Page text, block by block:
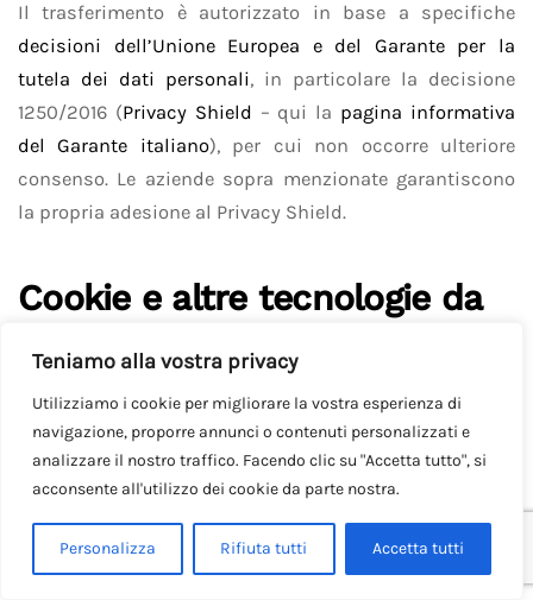
Teniamo alla vostra privacy
Utilizziamo i cookie per migliorare la vostra esperienza di
navigazione, proporre annunci o contenuti personalizzati e
analizzare il nostro traffico. Facendo clic su "Accetta tutto", si
acconsente all'utilizzo dei cookie da parte nostra.
Personalizza Rifiuta tutti Accetta tutti
Il trasferimento è autorizzato in base a specifiche
decisioni dell’Unione Europea e del Garante per la
tutela dei dati personali, in particolare la decisione
1250/2016 (Privacy Shield – qui la pagina informativa
del Garante italiano), per cui non occorre ulteriore
consenso. Le aziende sopra menzionate garantiscono
la propria adesione al Privacy Shield.
Cookie e altre tecnologie da
Utilizziamo cookie e / o tecnologie simili per analizzare
il comportamento dei clienti, amministrare il sito web,
informazioni sugli utenti. Questo è fatto al fine di
personalizzare e migliorare la tua esperienza con noi.